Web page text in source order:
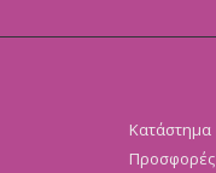
Κατάστημα
Προσφορές